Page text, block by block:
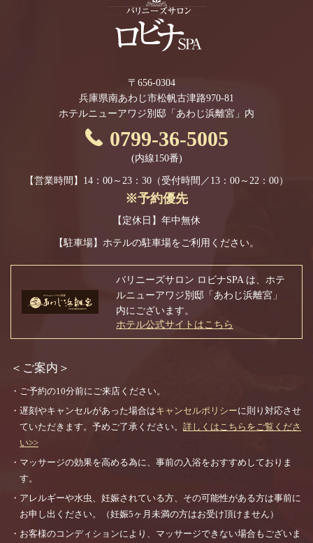
〒656-0304
兵庫県南あわじ市松帆古津路970-81
ホテルニューアワジ別邸「あわじ浜離宮」内
0799-36-5005
(内線150番)
【営業時間】14：00～23：30 （受付時間／13：00～22：00）
※予約優先
【定休日】年中無休
【駐車場】 ホテルの駐車場をご利用ください。
バリニーズサロン ロビナSPA は、ホテ
ルニューアワジ別邸「あわじ浜離宮」
内にございます。
ホテル公式サイトはこちら
＜ご案内＞
・ご予約の10分前にご来店ください。
・遅刻やキャンセルがあった場合はキャンセルポリシーに則り対応させ
ていただきます。予めご了承ください。 詳しくはこちらをご覧くださ
い>>
・マッサージの効果を高める為に、事前の入浴をおすすめしておりま
す。
・アレルギーや水虫、妊娠されている方、その可能性がある方は事前に
お申し出ください。（妊娠5ヶ月未満の方はお受け頂けません）
・お客様のコンディションにより、マッサージできない場合もございま